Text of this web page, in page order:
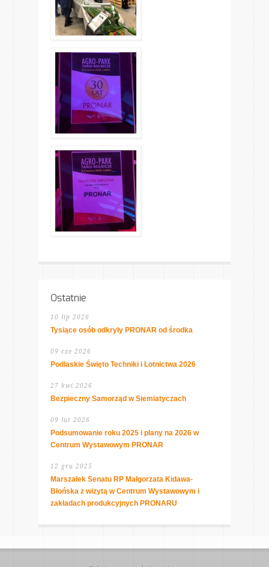
Ostatnie
10 lip 2026
Tysiące osób odkryły PRONAR od środka
09 cze 2026
Podlaskie Święto Techniki i Lotnictwa 2026
27 kwi 2026
Bezpieczny Samorząd w Siemiatyczach
09 lut 2026
Podsumowanie roku 2025 i plany na 2026 w
Centrum Wystawowym PRONAR
12 gru 2025
Marszałek Senatu RP Małgorzata Kidawa-
Błońska z wizytą w Centrum Wystawowym i
zakładach produkcyjnych PRONARU